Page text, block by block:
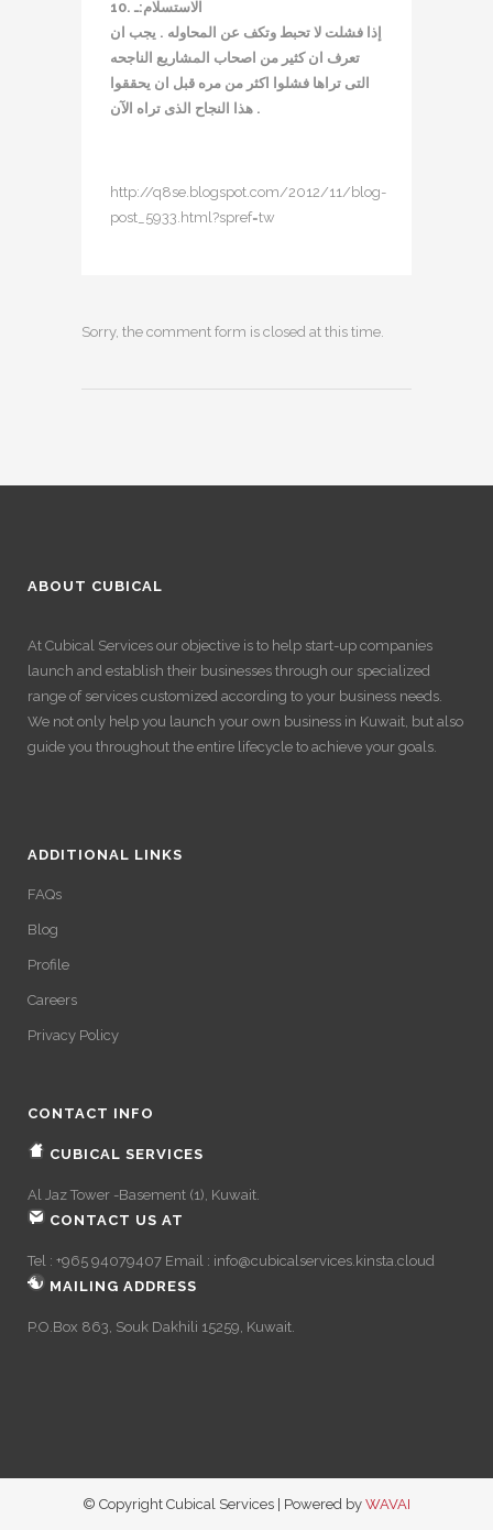
10. الاستسلام:ـ
إذا فشلت لا تحبط وتكف عن المحاوله . يجب ان
تعرف ان كثير من اصحاب المشاريع الناجحه
التى تراها فشلوا اكثر من مره قبل ان يحققوا
هذا النجاح الذى تراه الآن .
http://q8se.blogspot.com/2012/11/blog-
post_5933.html?spref=tw
Sorry, the comment form is closed at this time.
ABOUT CUBICAL
At Cubical Services our objective is to help start-up companies
launch and establish their businesses through our specialized
range of services customized according to your business needs.
We not only help you launch your own business in Kuwait, but also
guide you throughout the entire lifecycle to achieve your goals.
ADDITIONAL LINKS
FAQs
Blog
Profile
Careers
Privacy Policy
CONTACT INFO
CUBICAL SERVICES
Al Jaz Tower -Basement (1), Kuwait.
CONTACT US AT
Tel : +965 94079407 Email : info@cubicalservices.kinsta.cloud
MAILING ADDRESS
P.O.Box 863, Souk Dakhili 15259, Kuwait.
© Copyright Cubical Services | Powered by WAVAI